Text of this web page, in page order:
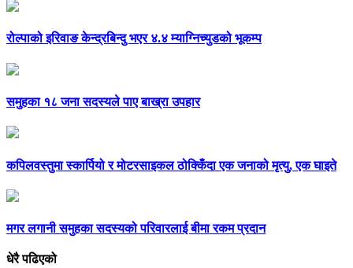
रोल्पाको इरिवाङ केन्द्रबिन्दु भएर ४.४ म्याग्निच्युडको भूकम्प
समुहका १८ जना सदस्यले पाए बाख्रा उपहार
कपिलवस्तुमा स्कार्पियो र मोटरसाइकल ठोक्किँदा एक जनाको मृत्यु, एक घाइते
मगर लगानी समुहका सदस्यको परिवारलाई बीमा रकम प्रदान
धेरै पढिएको